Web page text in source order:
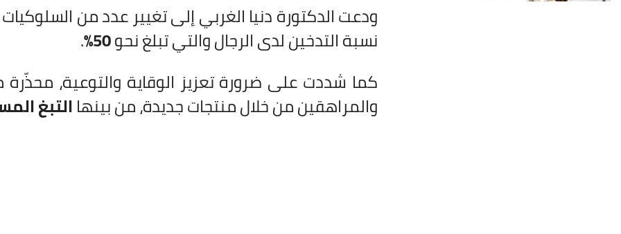
ودعت الدكتورة دنيا الغربي إلى تغيير عدد من
نسبة التدخين لدى الرجال والتي تبلغ نحو50%
.
كما شددت على ضرورة تعزيز الوقاية والتوعية،
والمراهقين من خلال منتجات جديدة، من بينهاالتبغ